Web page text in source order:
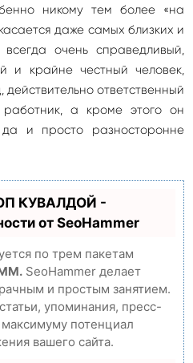
никому тем более «на
даже самых близких и
очень справедливый,
и крайне честный человек,
ответственный
а кроме этого он
да и просто разносторонне
КУВАЛДОЙ -
от SeoHammer
по трем пакетам
SeoHammer делает
и простым занятием.
упоминания, пресс-
потенциал
вашего сайта.